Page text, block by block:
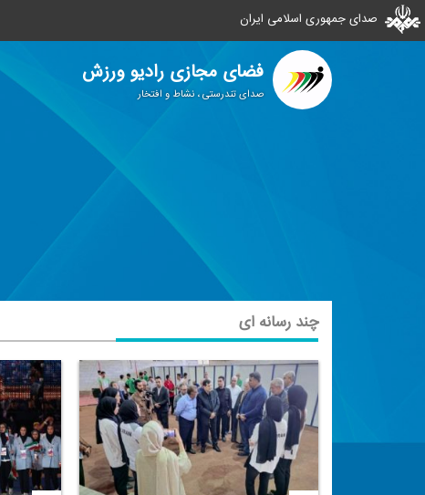
صدای جمهوری اسلامی ایران
فضای مجازی رادیو ورزش
صدای تندرستی ، نشاط و افتخار
چند رسانه ای